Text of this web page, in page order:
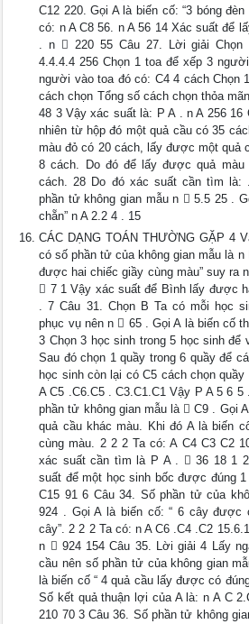
C12 220. Gọi A là biến cố: “3 bóng
có: n A C8 56. n A 56 14 Xác suất để
. n  220 55 Câu 27. Lời giải Chọn
4.4.4.4 256 Chọn 1 toa để xếp 3
người vào toa đó có: C4 4 cách Chọn
cách chọn Tổng số cách chọn thỏa
48 3 Vậy xác suất là: P A . n A 256 16
nhiên từ hộp đó một quả cầu có 35
màu đỏ có 20 cách, lấy được một quả
8 cách. Do đó để lấy được quả
cách. 28 Do đó xác suất cần tìm là:
phần tử không gian mẫu n  5.5 25 .
chẵn” n A 2.2 4 . 15
CÁC DẠNG TOÁN THƯỜNG GẶP 4
có số phần tử của không gian mẫu là n
được hai chiếc giầy cùng màu” suy ra
 7 1 Vậy xác suất để Bình lấy được
. 7 Câu 31. Chọn B Ta có mỗi học
phục vụ nên n  65 . Gọi A là biến cố
3 Chọn 3 học sinh trong 5 học sinh để
Sau đó chọn 1 quầy trong 6 quầy để
học sinh còn lại có C5 cách chọn
A C5 .C6.C5 . C3.C1.C1 Vậy P A 5 6
phần tử không gian mẫu là  C9 . Gọi
quả cầu khác màu. Khi đó A là biến
cùng màu. 2 2 2 Ta có: A C4 C3 C2
xác suất cần tìm là P A .  36 18 1
suất để một học sinh bốc được đúng
C15 91 6 Câu 34. Số phần tử của
924 . Gọi A là biến cố: “ 6 cây được
cây”. 2 2 2 Ta có: n A C6 .C4 .C2
n  924 154 Câu 35. Lời giải 4 Lấy
cầu nên số phần tử của không gian
là biến cố “ 4 quả cầu lấy được có
Số kết quả thuận lợi của A là: n A C
210 70 3 Câu 36. Số phần tử không